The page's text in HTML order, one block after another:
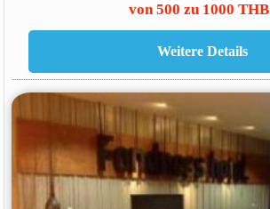
von 500 zu 1000 THB